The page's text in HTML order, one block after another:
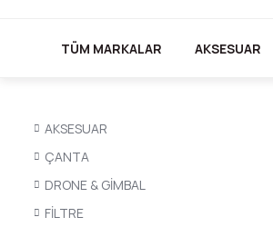
TÜM MARKALAR AKSESUAR
AKSESUAR
ÇANTA
DRONE & GİMBAL
FİLTRE